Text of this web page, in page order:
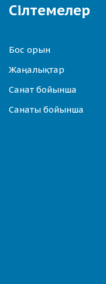
Сілтемелер
Бос орын
Жаңалықтар
Санат бойынша
Санаты бойынша